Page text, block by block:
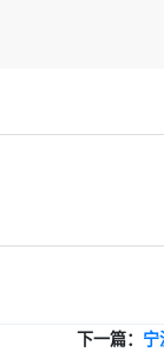
下一篇： 宁